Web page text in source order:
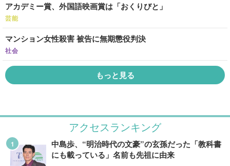
恋愛 ビックリ
コメントポスト アリ／ナシ
登録・ログイン/マイルーム
アカデミー賞、外国語映画賞は「おくりびと」
芸能
マンション女性殺害 被告に無期懲役判決
社会
もっと見る
アクセスランキング
中島歩、“明治時代の文豪”の玄孫だった「教科書
にも載っている」名前も先祖に由来